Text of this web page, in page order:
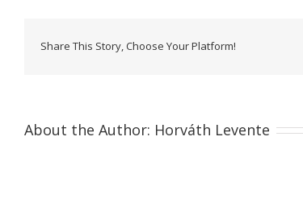
Share This Story, Choose Your Platform!
About the Author: Horváth Levente